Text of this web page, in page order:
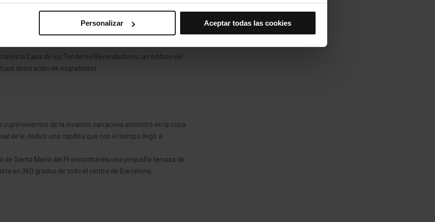
seleccionado previamente. Te sugerimos que selecciones las cookies de
para el funcionamiento de la web y, por tanto, si no las aceptas, no puedes
consultar nuestra
Personalizar Aceptar todas las cookies
Bus Turístico podrás pasear por el barrio y llegar hasta la
la Casa de los Tenderos Revendedores, un edificio del
decoración de esgrafiados.
de la invasión sarracena encontró en la copa
se le dedicó una capillita que con el tiempo llegó a
de Santa María del Pi encontraréis una pequeña terraza de
en 360 grados de todo el centro de Barcelona.